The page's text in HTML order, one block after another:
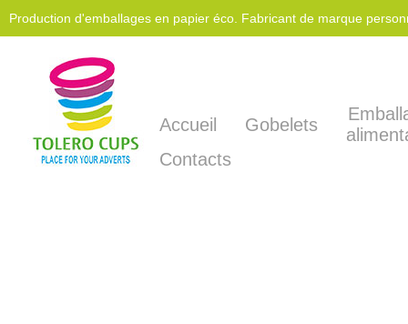
Production d'emballages en papier éco. Fabricant de marque
Avio produits.
Accueil Gobelets
Contacts